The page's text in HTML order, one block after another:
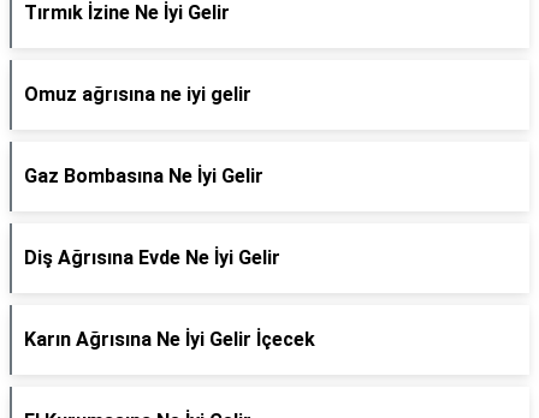
Tırmık İzine Ne İyi Gelir
Omuz ağrısına ne iyi gelir
Gaz Bombasına Ne İyi Gelir
Diş Ağrısına Evde Ne İyi Gelir
Karın Ağrısına Ne İyi Gelir İçecek